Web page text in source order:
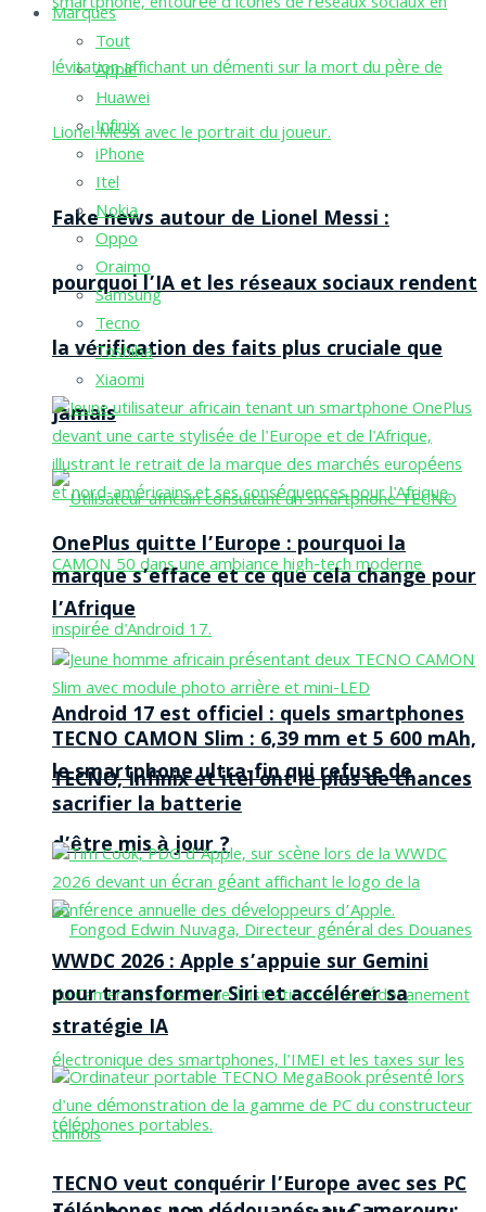
Fake news autour de Lionel Messi :
pourquoi l’IA et les réseaux sociaux rendent
la vérification des faits plus cruciale que
jamais
Android 17 est officiel : quels smartphones
TECNO, Infinix et itel ont le plus de chances
d’être mis à jour ?
Marques
Tout
Apple
Huawei
Infinix
iPhone
Itel
Nokia
Oppo
Oraimo
Samsung
Tecno
Toshiba
Xiaomi
OnePlus quitte l’Europe : pourquoi la
marque s’efface et ce que cela change pour
l’Afrique
TECNO CAMON Slim : 6,39 mm et 5 600 mAh,
le smartphone ultra-fin qui refuse de
sacrifier la batterie
WWDC 2026 : Apple s’appuie sur Gemini
pour transformer Siri et accélérer sa
stratégie IA
TECNO veut conquérir l’Europe avec ses PC